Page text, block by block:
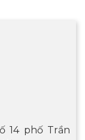
14 phố Trần